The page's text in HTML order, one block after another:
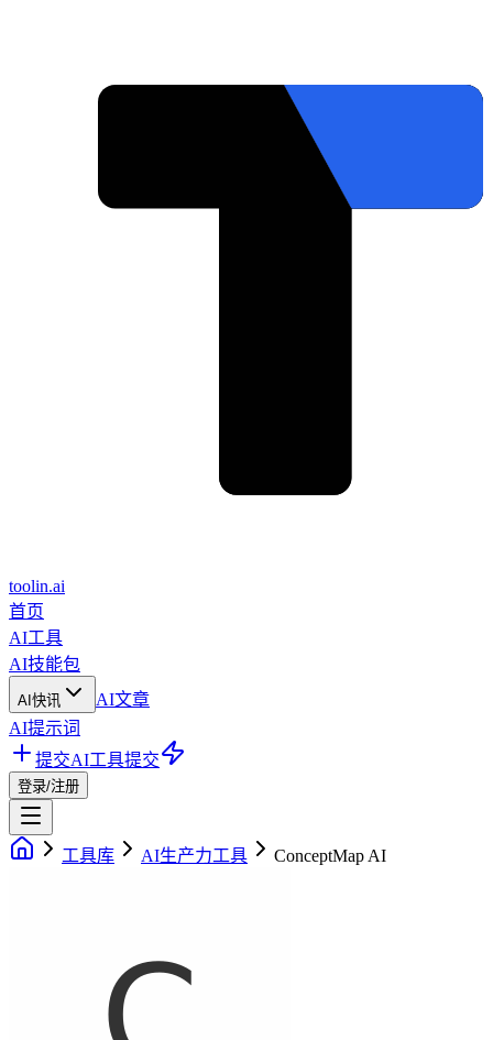
toolin.ai
首页
AI工具
AI技能包
AI快讯
AI文章
AI提示词
提交AI工具提交
登录/注册
工具库 AI生产力工具 ConceptMap AI